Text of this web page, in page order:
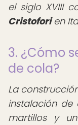
el siglo XVIII
Cristoforien
3. ¿Cómo
de cola?
La
instalación de
martillos y